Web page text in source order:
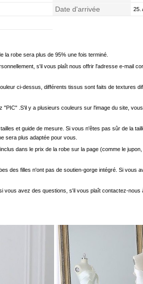
Date d'arrivée 25.
la robe sera plus de 95% une fois terminé.
s'il vous plaît nous offrir l'adresse e-mail
ci-dessus, différents tissus sont faits de textures
.S'il y a plusieurs couleurs sur l'image du site,
et guide de mesure. Si vous n'êtes pas sûr de la
sera plus adaptée pour vous.
dans le prix de la robe sur la page (comme le
des filles n'ont pas de soutien-gorge intégré. Si vous
vous avez des questions, s'il vous plaît contactez-